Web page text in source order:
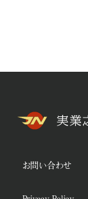
お問い合わせ